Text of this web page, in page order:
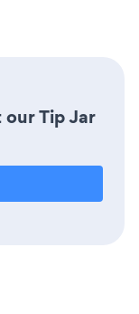
Tip Jar